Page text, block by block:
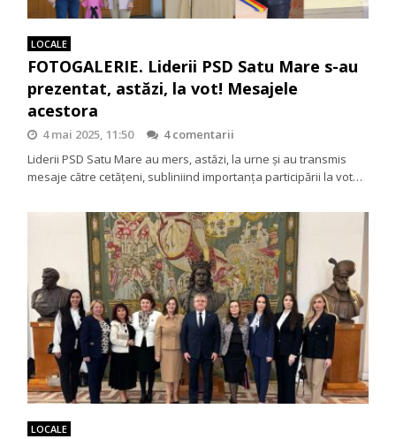
LOCALE
FOTOGALERIE. Liderii PSD Satu Mare s-au
prezentat, astăzi, la vot! Mesajele
acestora
4 mai 2025, 11:50
4 comentarii
Liderii PSD Satu Mare au mers, astăzi, la urne și au transmis
mesaje către cetățeni, subliniind importanța participării la vot…
LOCALE